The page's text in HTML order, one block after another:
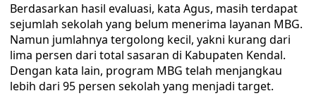
Berdasarkan hasil evaluasi, kata Agus, masih terdapat
sejumlah sekolah yang belum menerima layanan MBG.
Namun jumlahnya tergolong kecil, yakni kurang dari
lima persen dari total sasaran di Kabupaten Kendal.
Dengan kata lain, program MBG telah menjangkau
lebih dari 95 persen sekolah yang menjadi target.